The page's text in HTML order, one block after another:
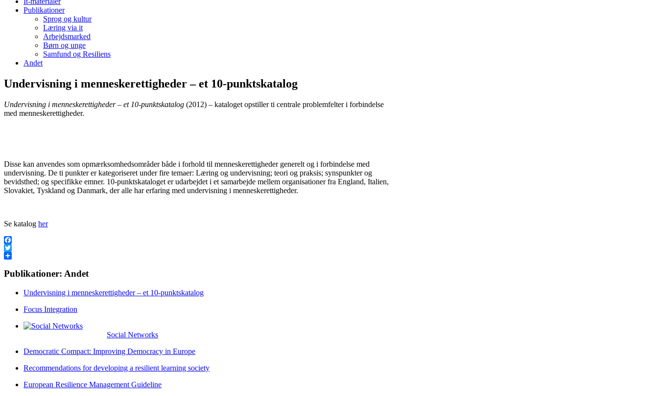
Publikationer
Sprog og kultur
Læring via it
Arbejdsmarked
Børn og unge
Samfund og Resiliens
Andet
Undervisning i menneskerettigheder – et 10-punktskatalog
Undervisning i menneskerettigheder – et 10-punktskatalog (2012) – kataloget opstiller ti centrale problemfelter i forbindelse
med menneskerettigheder.
Disse kan anvendes som opmærksomhedsområder både i forhold til menneskerettigheder generelt og i forbindelse med
undervisning. De ti punkter er kategoriseret under fire temaer: Læring og undervisning; teori og praksis; synspunkter og
bevidsthed; og specifikke emner. 10-punktskataloget er udarbejdet i et samarbejde mellem organisationer fra England, Italien,
Slovakiet, Tyskland og Danmark, der alle har erfaring med undervisning i menneskerettigheder.
Se katalog her
Facebook
Twitter
Publikationer: Andet
Undervisning i menneskerettigheder – et 10-punktskatalog
Focus Integration
Social Networks
Democratic Compact: Improving Democracy in Europe
Recommendations for developing a resilient learning society
European Resilience Management Guideline